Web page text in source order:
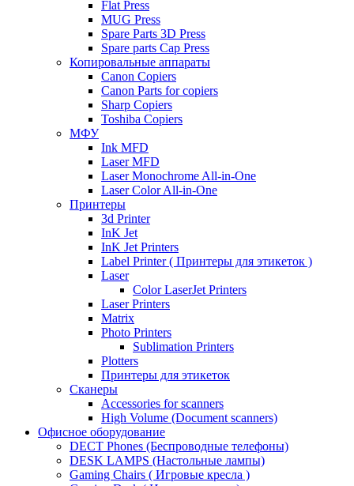
Flat Press
MUG Press
Spare Parts 3D Press
Spare parts Cap Press
Копировальные аппараты
Canon Copiers
Canon Parts for copiers
Sharp Copiers
Toshiba Copiers
МФУ
Ink MFD
Laser MFD
Laser Monochrome All-in-One
Laser Color All-in-One
Принтеры
3d Printer
InK Jet
InK Jet Printers
Label Printer ( Принтеры для этикеток )
Laser
Color LaserJet Printers
Laser Printers
Matrix
Photo Printers
Sublimation Printers
Plotters
Принтеры для этикеток
Сканеры
Accessories for scanners
High Volume (Document scanners)
Офисное оборудование
DECT Phones (Беспроводные телефоны)
DESK LAMPS (Настольные лампы)
Gaming Chairs ( Игровые кресла )